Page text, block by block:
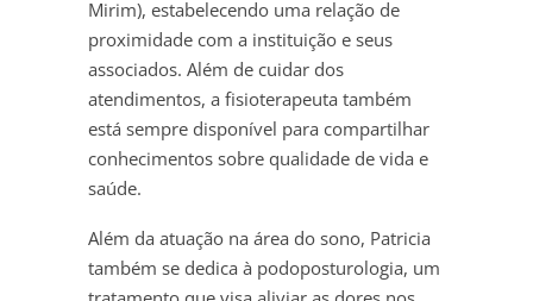
Mirim), estabelecendo uma relação de
proximidade com a instituição e seus
associados. Além de cuidar dos
atendimentos, a fisioterapeuta também
está sempre disponível para compartilhar
conhecimentos sobre qualidade de vida e
saúde.
Além da atuação na área do sono, Patricia
também se dedica à podoposturologia, um